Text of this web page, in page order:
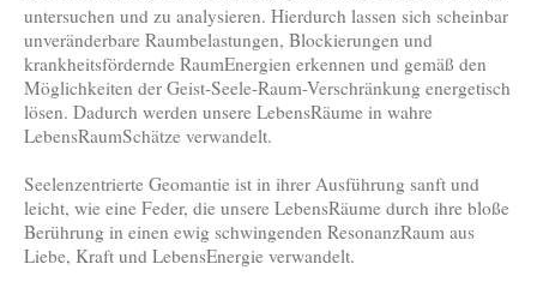
untersuchen und zu analysieren. Hierdurch lassen sich scheinbar
unveränderbare Raumbelastungen, Blockierungen und
krankheitsfördernde RaumEnergien erkennen und gemäß den
Möglichkeiten der Geist-Seele-Raum-Verschränkung energetisch
lösen. Dadurch werden unsere LebensRäume in wahre
LebensRaumSchätze verwandelt.
Seelenzentrierte Geomantie ist in ihrer Ausführung sanft und
leicht, wie eine Feder, die unsere LebensRäume durch ihre bloße
Berührung in einen ewig schwingenden ResonanzRaum aus
Liebe, Kraft und LebensEnergie verwandelt.